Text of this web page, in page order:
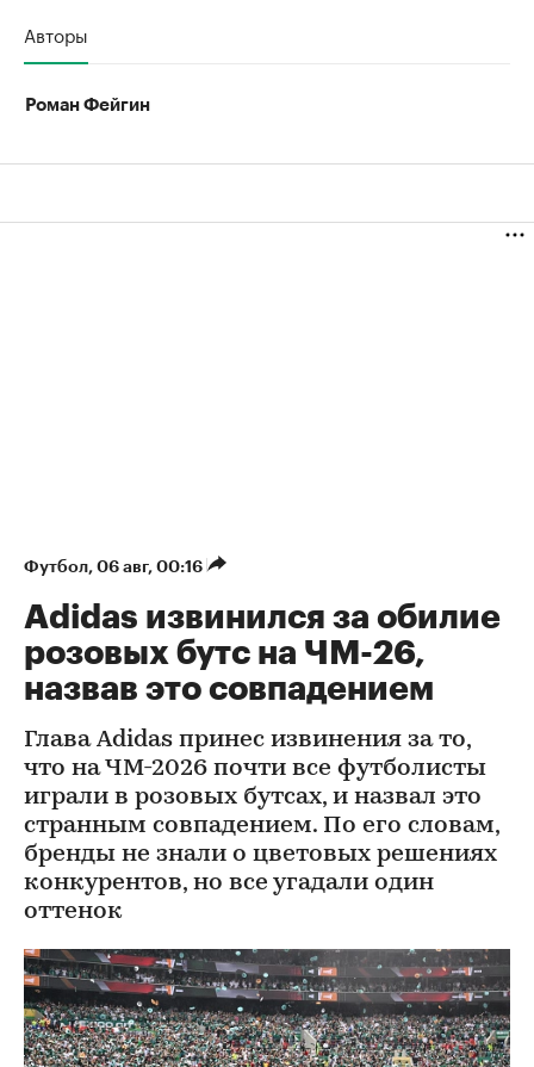
Авторы
Роман Фейгин
Футбол⁠, 06 авг, 00:16
Adidas извинился за обилие
розовых бутс на ЧМ-26,
назвав это совпадением
Глава Adidas принес извинения за то,
что на ЧМ-2026 почти все футболисты
играли в розовых бутсах, и назвал это
странным совпадением. По его словам,
бренды не знали о цветовых решениях
конкурентов, но все угадали один
оттенок